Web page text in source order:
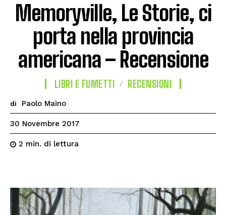
Memoryville, Le Storie, ci
porta nella provincia
americana – Recensione
LIBRI E FUMETTI RECENSIONI
di Paolo Maino
30 Novembre 2017
2 min. di lettura